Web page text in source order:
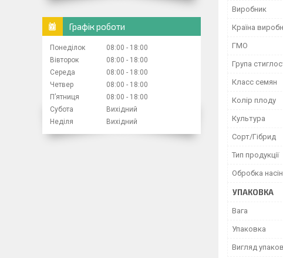
Виробник
Країна
ГМО
Група
Класс семян
Колір плоду
Культура
Сорт/Гібрид
Тип продукції
Обробка
УПАКОВКА
Вага
Упаковка
Вигляд
Графік роботи
Понеділок 08:00
18:00
Вівторок
08:00
18:00
Середа
08:00
18:00
Четвер
08:00
18:00
Пʼятниця
08:00
18:00
Субота
Вихідний
Неділя
Вихідний